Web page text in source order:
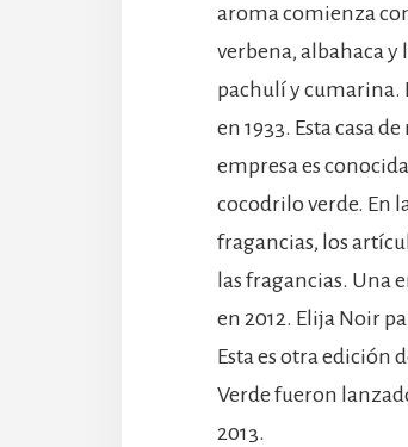
aroma comienza
verbena, albahaca y
pachulí y cumarina.
en 1933. Esta casa
empresa es
cocodrilo verde. En
fragancias, los
las fragancias. Una
en 2012. Elija Noir
Esta es otra edición
Verde fueron
2013.